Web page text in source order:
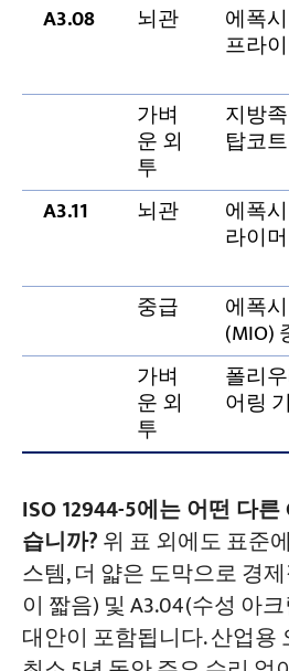
A3.08 뇌관 에폭
프라
가벼
운 외
투
지방
탑코트
A3.11 뇌관 에폭
라이머
중급 에폭
(MIO)
가벼
운 외
투
폴리
어링
ISO 12944-5에는 어떤 다
습니까?위 표 외에도 표준
스템, 더 얇은 도막으로 경
이 짧음) 및 A3.04(수성 아
대안이 포함됩니다. 산업용